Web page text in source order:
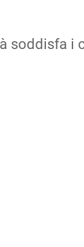
soddisfa i